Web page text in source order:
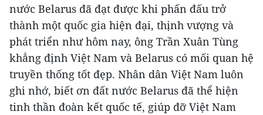
nước Belarus đã đạt được khi phấn đấu trở
thành một quốc gia hiện đại, thịnh vượng và
phát triển như hôm nay, ông Trần Xuân Tùng
khẳng định Việt Nam và Belarus có mối quan hệ
truyền thống tốt đẹp. Nhân dân Việt Nam luôn
ghi nhớ, biết ơn đất nước Belarus đã thể hiện
tinh thần đoàn kết quốc tế, giúp đỡ Việt Nam